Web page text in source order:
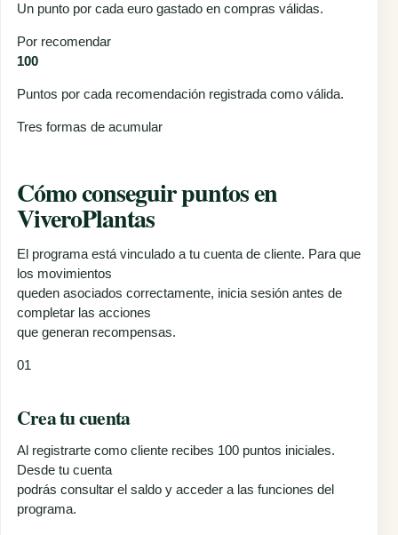
Un punto por cada euro gastado en compras válidas.
Por recomendar
100
Puntos por cada recomendación registrada como válida.
Tres formas de acumular
Cómo conseguir puntos en
ViveroPlantas
El programa está vinculado a tu cuenta de cliente. Para que
los movimientos
queden asociados correctamente, inicia sesión antes de
completar las acciones
que generan recompensas.
01
Crea tu cuenta
Al registrarte como cliente recibes 100 puntos iniciales.
Desde tu cuenta
podrás consultar el saldo y acceder a las funciones del
programa.